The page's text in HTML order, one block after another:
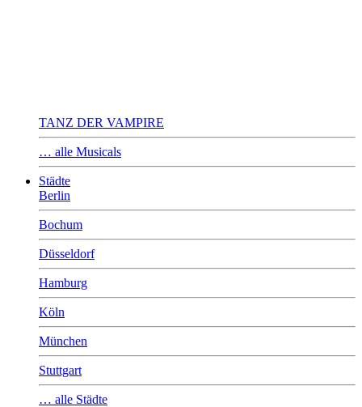
TANZ DER VAMPIRE
… alle Musicals
Städte
Berlin
Bochum
Düsseldorf
Hamburg
Köln
München
Stuttgart
… alle Städte